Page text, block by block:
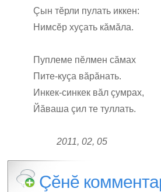
Çын тĕрли пулать иккен:
Нимсĕр хуçать кăмăла.
Пуплеме пĕлмен сăмах
Пите-куçа вăрăнать.
Инкек-синкек вăл çумрах,
Йăваша çил те туллать.
2011, 02, 05
Çĕнĕ